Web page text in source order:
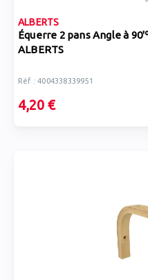
ALBERTS
Équerre 2 pans Angle à
ALBERTS
Réf : 4004338339951
4,20 €